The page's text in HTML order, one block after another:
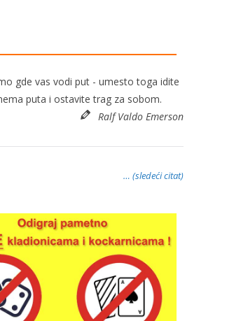
gde vas vodi put - umesto toga idite
puta i ostavite trag za sobom.
Ralf Valdo Emerson
… (sledeći citat)